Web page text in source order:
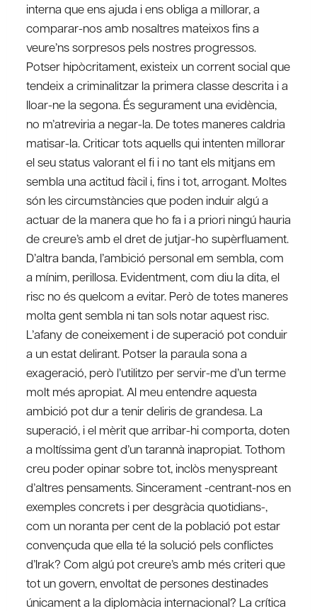
interna que ens ajuda i ens obliga a millorar, a
comparar-nos amb nosaltres mateixos fins a
veure’ns sorpresos pels nostres progressos.
Potser hipòcritament, existeix un corrent social que
tendeix a criminalitzar la primera classe descrita i a
lloar-ne la segona. És segurament una evidència,
no m’atreviria a negar-la. De totes maneres caldria
matisar-la. Criticar tots aquells qui intenten millorar
el seu status valorant el fi i no tant els mitjans em
sembla una actitud fàcil i, fins i tot, arrogant. Moltes
són les circumstàncies que poden induir algú a
actuar de la manera que ho fa i a priori ningú hauria
de creure’s amb el dret de jutjar-ho supèrfluament.
D’altra banda, l’ambició personal em sembla, com
a mínim, perillosa. Evidentment, com diu la dita, el
risc no és quelcom a evitar. Però de totes maneres
molta gent sembla ni tan sols notar aquest risc.
L’afany de coneixement i de superació pot conduir
a un estat delirant. Potser la paraula sona a
exageració, però l’utilitzo per servir-me d’un terme
molt més apropiat. Al meu entendre aquesta
ambició pot dur a tenir deliris de grandesa. La
superació, i el mèrit que arribar-hi comporta, doten
a moltíssima gent d’un tarannà inapropiat. Tothom
creu poder opinar sobre tot, inclòs menyspreant
d’altres pensaments. Sincerament -centrant-nos en
exemples concrets i per desgràcia quotidians-,
com un noranta per cent de la població pot estar
convençuda que ella té la solució pels conflictes
d’Irak? Com algú pot creure’s amb més criteri que
tot un govern, envoltat de persones destinades
únicament a la diplomàcia internacional? La crítica